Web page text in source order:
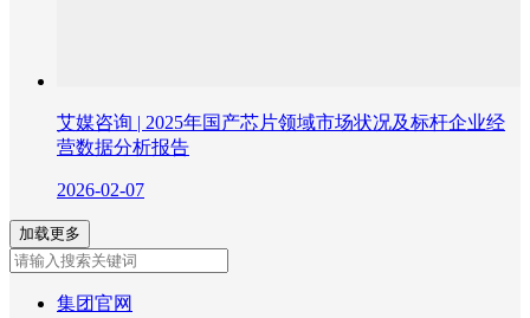
艾媒咨询 | 2025年国产芯片领域市场状况及标杆企业经
营数据分析报告
2026-02-07
加载更多
集团官网